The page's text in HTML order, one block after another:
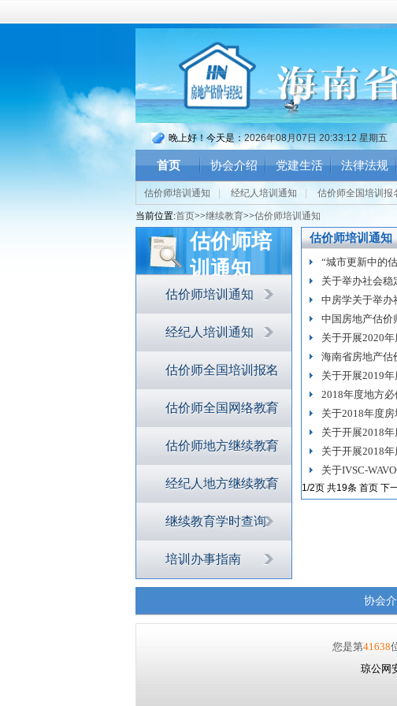
晚上好！今天是：2026年08月07日 20:33:12 星期五
首页 协会介绍 党建生活 法律法规
估价师培训通知 经纪人培训通知 估价师全国培训报
当前位置:首页>>继续教育>>估价师培训通知
估价师培
训通知
估价师培训通知
经纪人培训通知
估价师全国培训报名
估价师全国网络教育
估价师地方继续教育
经纪人地方继续教育
继续教育学时查询
培训办事指南
估价师培训通知
“城市更新中的
关于举办社会稳
中房学关于举办
中国房地产估价
关于开展2020
海南省房地产估
关于开展2019
2018年度地方必
关于2018年度
关于开展2018
关于开展2018
关于IVSC-
1/2页 共19条 首页 下
协会
您是第41638
琼公网